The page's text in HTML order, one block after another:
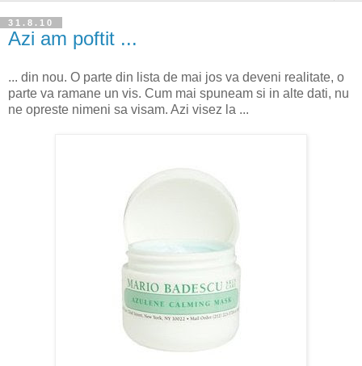
31.8.10
Azi am poftit ...
... din nou. O parte din lista de mai jos va deveni realitate, o
parte va ramane un vis. Cum mai spuneam si in alte dati, nu
ne opreste nimeni sa visam. Azi visez la ...